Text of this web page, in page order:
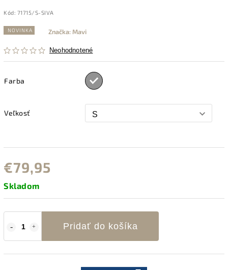
Kód: 71715/S-SIVA
NOVINKA
Neohodnotené
Značka: Mavi
Farba
Veľkosť
€79,95
Skladom
Pridať do košíka